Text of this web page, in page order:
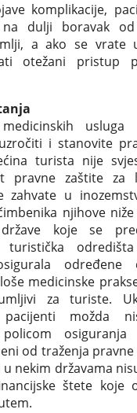
komplikacije,
dulji boravak
a ako se vrate
otežani pristup
usluga
i stanovite
turista nije
pravne zaštite za
zahvate u
njihove
koje se
turistička odredišta
određene
medicinske
za turiste.
možda
policom
od traženja
nekim državama
štete koje